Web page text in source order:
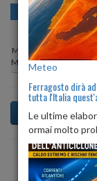
OGGI
Min:
22°C
Max:28°C
DOM 09
Min:
Max:27°C
Previsioni del
Meteo
Ferragosto dirà
tutta l'Italia
Le ultime
ormai molto